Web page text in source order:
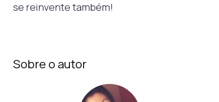
se reinvente também!
Sobre o autor